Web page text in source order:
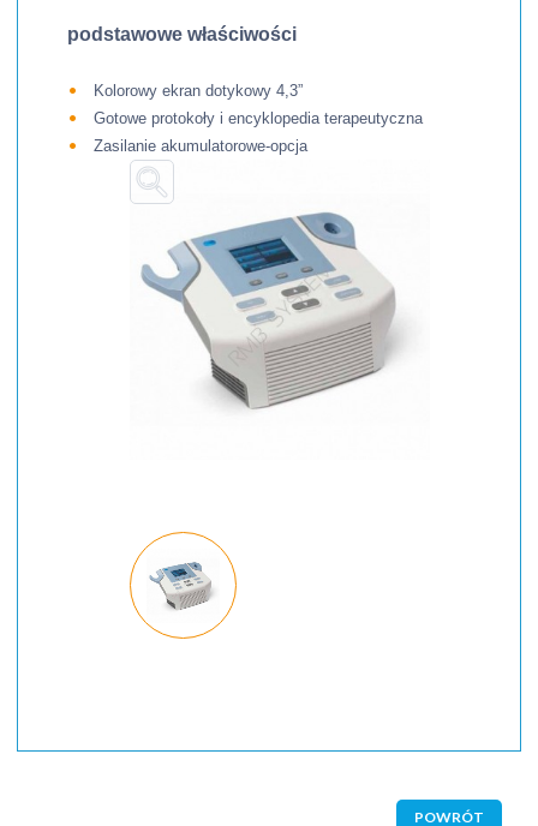
podstawowe właściwości
Kolorowy ekran dotykowy 4,3”
Gotowe protokoły i encyklopedia terapeutyczna
Zasilanie akumulatorowe-opcja
POWRÓT